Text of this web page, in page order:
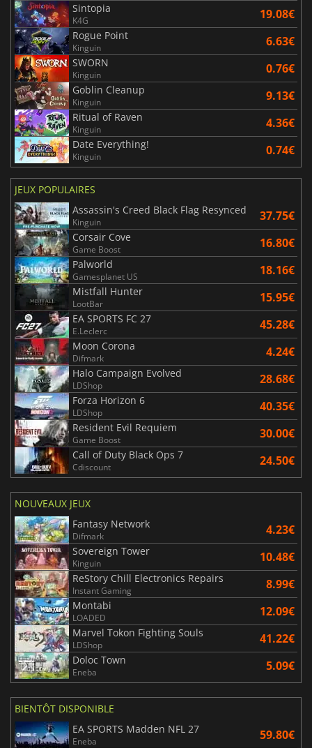
Sintopia
K4G 19.08€
Rogue Point
Kinguin 6.63€
SWORN
Kinguin 0.76€
Goblin Cleanup
Kinguin 9.13€
Ritual of Raven
Kinguin 4.36€
Date Everything!
Kinguin 0.74€
JEUX POPULAIRES
Assassin's Creed Black Flag Resynced
Kinguin 37.75€
Corsair Cove
Game Boost 16.80€
Palworld
Gamesplanet US 18.16€
Mistfall Hunter
LootBar 15.95€
EA SPORTS FC 27
E.Leclerc 45.28€
Moon Corona
Difmark 4.24€
Halo Campaign Evolved
LDShop 28.68€
Forza Horizon 6
LDShop 40.35€
Resident Evil Requiem
Game Boost 30.00€
Call of Duty Black Ops 7
Cdiscount 24.50€
NOUVEAUX JEUX
Fantasy Network
Difmark 4.23€
Sovereign Tower
Kinguin 10.48€
ReStory Chill Electronics Repairs
Instant Gaming 8.99€
Montabi
LOADED 12.09€
Marvel Tokon Fighting Souls
LDShop 41.22€
Doloc Town
Eneba 5.09€
BIENTÔT DISPONIBLE
EA SPORTS Madden NFL 27
Eneba 59.80€